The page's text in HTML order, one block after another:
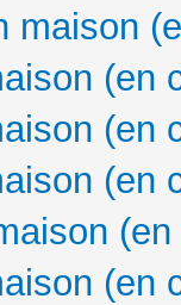
maison
(en
(en
(en
(en